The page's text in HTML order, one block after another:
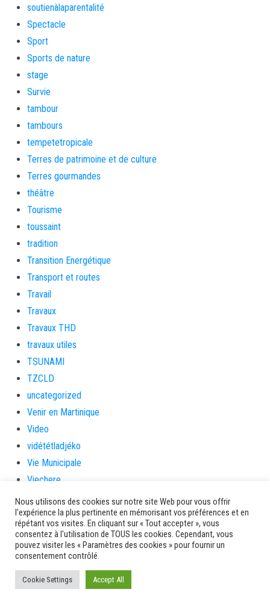
soutienàlaparentalité
Spectacle
Sport
Sports de nature
stage
Survie
tambour
tambours
tempetetropicale
Terres de patrimoine et de culture
Terres gourmandes
théâtre
Tourisme
toussaint
tradition
Transition Energétique
Transport et routes
Travail
Travaux
Travaux THD
travaux utiles
TSUNAMI
TZCLD
uncategorized
Venir en Martinique
Video
vidététladjéko
Vie Municipale
Viechere
vigilanceROUGE
Village artisanal
Village artisanal et commercial
ville de la trinité
voiles
Nous utilisons des cookies sur notre site Web pour vous offrir
l'expérience la plus pertinente en mémorisant vos préférences et en
répétant vos visites. En cliquant sur « Tout accepter », vous
consentez à l'utilisation de TOUS les cookies. Cependant, vous
pouvez visiter les « Paramètres des cookies » pour fournir un
consentement contrôlé.
Cookie Settings Accept All